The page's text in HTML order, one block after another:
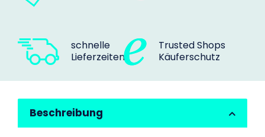
schnelle
Lieferzeiten
Trusted Shops
Käuferschutz
Beschreibung